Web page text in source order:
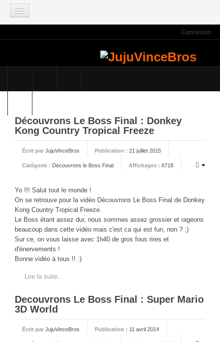
Connexion
E3 2021
Faisons le point
Qui sommes nous ?
Galeries photos
Accès aux Quiz
Les videos des JujuVinceBros
CINÉ
Critiques films
Courts Métrages
30 minutes sur...
Parties en ligne
Funtage
Walkthrough / LP
Découvrons Le Boss Final : Donkey
Kong Country Tropical Freeze
Écrit par JujuVinceBros Publication : 21 juillet 2015
Catégorie : Découvrons le Boss Final Affichages : 6718
Yo !!! Salut tout le monde !
On se retrouve pour la vidéo Découvrons Le Boss Final de Donkey
Kong Country Tropical Freeze.
Le Boss étant assez dur, nous sommes assez grossier et rageons
beaucoup dans cette vidéo mais c'est ca qui est fun, non ? ;)
Sur ce, on vous laisse avec 1h40 de gros fous rires et
d'énervements !
Bonne vidéo à tous !! :)
Lire la suite...
Decouvrons Le Boss Final : Super Mario
3D World
Écrit par JujuVinceBros Publication : 11 avril 2014